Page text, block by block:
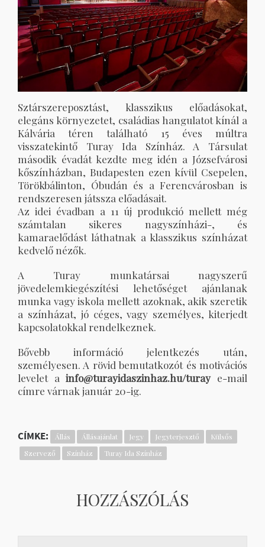
Sztárszereposztást, klasszikus előadásokat,
elegáns környezetet, családias hangulatot kínál a
Kálvária téren található 15 éves múltra
visszatekintő Turay Ida Színház. A Társulat
második évadát kezdte meg idén a Józsefvárosi
kőszínházban, Budapesten ezen kívül Csepelen,
Törökbálinton, Óbudán és a Ferencvárosban is
rendszeresen játssza előadásait.
Az idei évadban a 11 új produkció mellett még
számtalan sikeres nagyszínházi-, és
kamaraelődást láthatnak a klasszikus színházat
kedvelő nézők.
A Turay munkatársai nagyszerű
jövedelemkiegészítési lehetőséget ajánlanak
munka vagy iskola mellett azoknak, akik szeretik
a színházat, jó céges, vagy személyes, kiterjedt
kapcsolatokkal rendelkeznek.
Bővebb információ jelentkezés után,
személyesen. A rövid bemutatkozót és motivációs
levelet ainfo@turayidaszinhaz.hu/turaye-mail
címre várnak január 20-ig.
CÍMKE: Állás Állásajánlat Jegy Jegyterjesztő
Külsős
Szervező
Színház Turay Ida Színház
HOZZÁSZÓLÁS